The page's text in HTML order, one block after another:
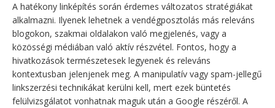
A hatékony linképítés során érdemes változatos stratégiákat
alkalmazni. Ilyenek lehetnek a vendégposztolás más releváns
blogokon, szakmai oldalakon való megjelenés, vagy a
közösségi médiában való aktív részvétel. Fontos, hogy a
hivatkozások természetesek legyenek és releváns
kontextusban jelenjenek meg. A manipulatív vagy spam-jellegű
linkszerzési technikákat kerülni kell, mert ezek büntetés
felülvizsgálatot vonhatnak maguk után a Google részéről. A